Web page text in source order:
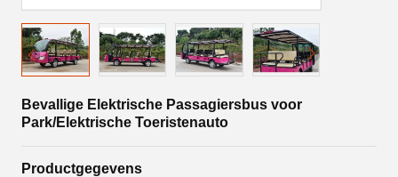
Bevallige Elektrische Passagiersbus voor
Park/Elektrische Toeristenauto
Productgegevens